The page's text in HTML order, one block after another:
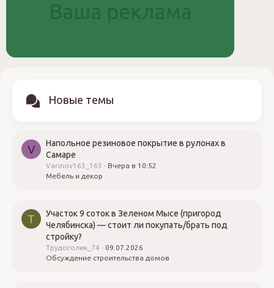
Новые темы
V
Напольное резиновое покрытие в рулонах в
Самаре
Varinov163_163
Вчера в 10:52
Мебель и декор
Т
Участок 9 соток в Зеленом Мысе (пригород
Челябинска) — стоит ли покупать/брать под
стройку?
Трудоголик_74
09.07.2026
Обсуждение строительства домов